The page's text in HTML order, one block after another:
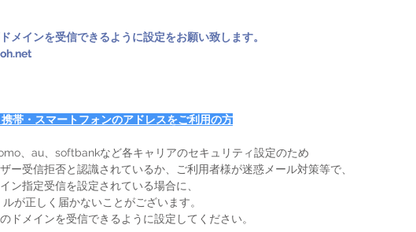
メインを受信できるように設定をお願い致します。
帯・スマートフォンのアドレスをご利用の方
、au、softbankなど各キャリアのセキュリティ設定のため
ー受信拒否と認識されているか、ご利用者様が迷惑メール対策等で、
イン指定受信を設定されている場合に、
ルが正しく届かないことがございます。
ドメインを受信できるように設定してください。